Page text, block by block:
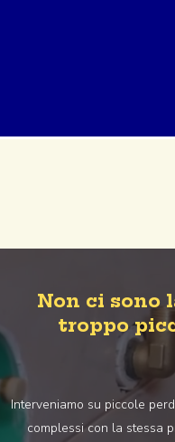
Non ci sono
troppo
Interveniamo su piccole
complessi con la stessa